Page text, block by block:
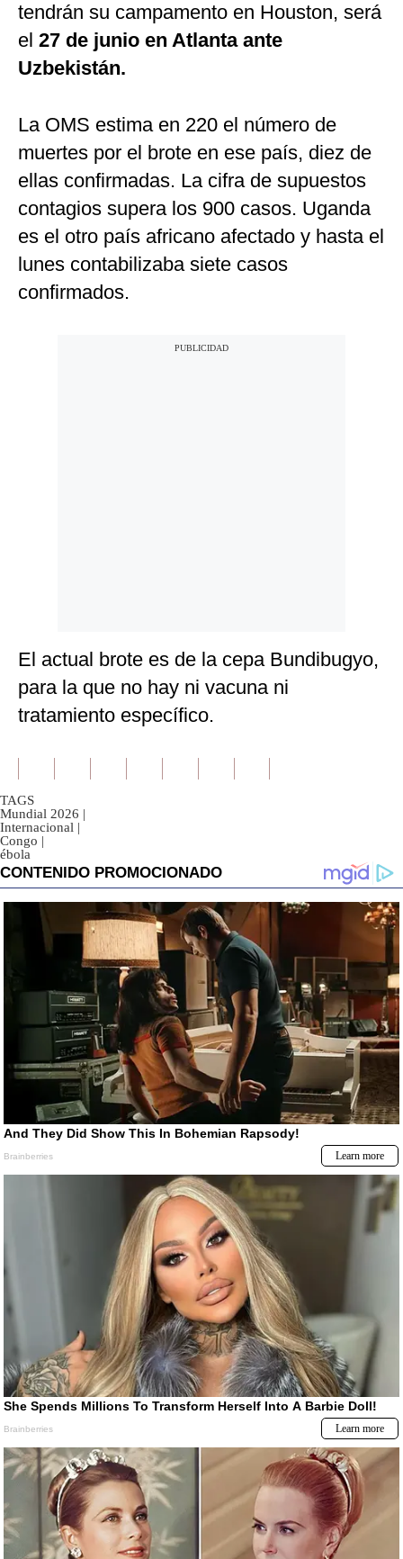
tendrán su campamento en Houston, será
el 27 de junio en Atlanta ante
Uzbekistán.
La OMS estima en 220 el número de
muertes por el brote en ese país, diez de
ellas confirmadas. La cifra de supuestos
contagios supera los 900 casos. Uganda
es el otro país africano afectado y hasta el
lunes contabilizaba siete casos
confirmados.
El actual brote es de la cepa Bundibugyo,
para la que no hay ni vacuna ni
tratamiento específico.
TAGS
Mundial 2026 |
Internacional |
Congo |
ébola